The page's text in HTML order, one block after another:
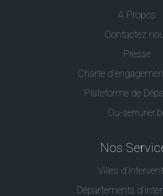
A Propos
Contactez
Presse
Charte
Plateforme de
Ou-
Nos
Villes
Départements